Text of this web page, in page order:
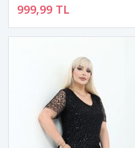
999,99 TL